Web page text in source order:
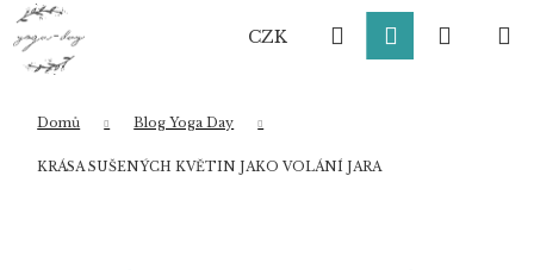
Přejít
obsah
CZK HledatPřihlášení
Domů Blog Yoga Day
KRÁSA SUŠENÝCH KVĚTIN JAKO VOLÁNÍ JARA
K
o
Zpět
Zpět
Co potřebujete najít?